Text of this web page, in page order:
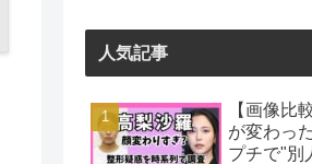
人気記事
【画像比
が変わっ
プチで"別